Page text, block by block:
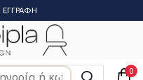
ΕΓΓΡΑΦΉ
0